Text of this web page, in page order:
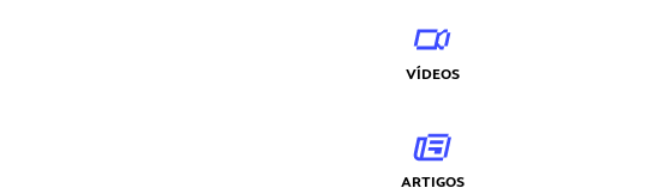
VÍDEOS
ARTIGOS